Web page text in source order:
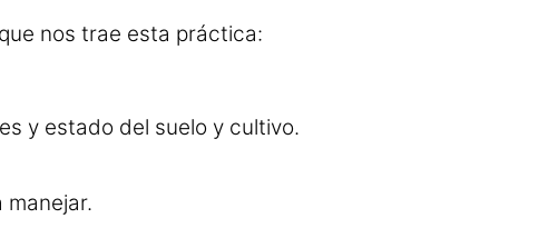
nos trae esta práctica:
y estado del suelo y cultivo.